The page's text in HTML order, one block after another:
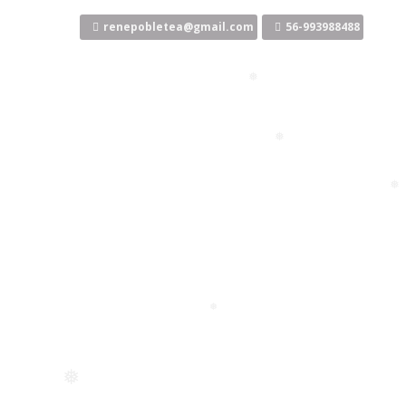
❅
renepobletea@gmail.com 56-993988488